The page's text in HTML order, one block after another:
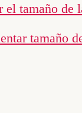
el tamaño de
tamaño